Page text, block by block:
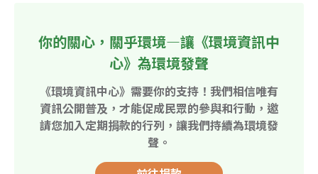
你的關心，關乎環境—讓《環境資訊中
心》為環境發聲
《環境資訊中心》需要你的支持！我們相信唯有
資訊公開普及，才能促成民眾的參與和行動，邀
請您加入定期捐款的行列，讓我們持續為環境發
聲。